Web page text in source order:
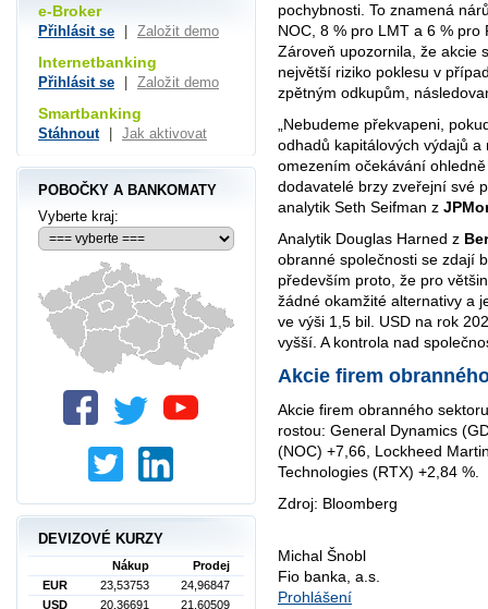
pochybnosti. To znamená
NOC, 8 % pro LMT a 6 %
Zároveň upozornila, že akcie
největší riziko poklesu v
zpětným odkupům,
„Nebudeme překvapeni,
odhadů kapitálových výdajů
omezením očekávání
dodavatelé brzy zveřejní své
analytik Seth Seifman z
Analytik Douglas Harned z
obranné společnosti se zdají
především proto, že pro
žádné okamžité alternativy a
ve výši 1,5 bil. USD na rok
vyšší. A kontrola nad
Akcie firem
Akcie firem obranného
rostou: General Dynamics
(NOC) +7,66, Lockheed
Technologies (RTX) +2,84 %.
Zdroj: Bloomberg
Michal Šnobl
Fio banka, a.s.
Prohlášení
e-Broker
Přihlásit se Založit demo
Internetbanking
Přihlásit se Založit demo
Smartbanking
Stáhnout Jak aktivovat
POBOČKY A BANKOMATY
Vyberte kraj:
DEVIZOVÉ KURZY
Nákup
Prodej
EUR
23,53753
24,96847
USD
20,36691
21,60509